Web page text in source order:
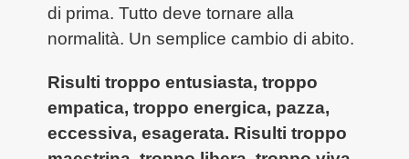
di prima. Tutto deve tornare alla
normalità. Un semplice cambio di abito.
Risulti troppo entusiasta, troppo
empatica, troppo energica, pazza,
eccessiva, esagerata. Risulti troppo